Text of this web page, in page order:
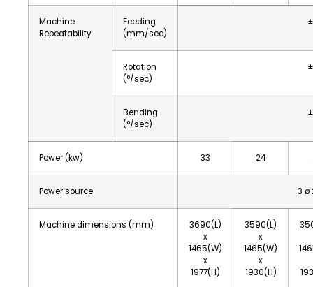
Machine
Repeatability
Feeding
(mm/sec)
Rotation
(°/sec)
Bending
(°/sec)
Power (kw) 33 24
Power source 3 ø
Machine dimensions (mm)
3690(L)
x
1465(W)
x
1977(H)
3590(L)
x
1465(W)
x
1930(H)